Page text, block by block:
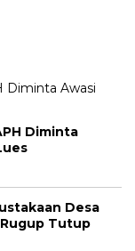
Diminta
Desa
Tutup